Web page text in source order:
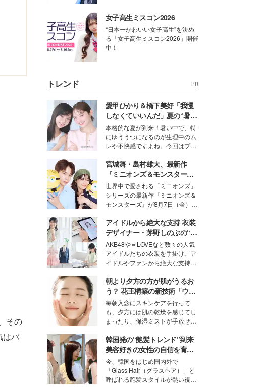
その
はバ
女子高生ミスコン2026
“日本一かわいい女子高生”を決め
る「女子高生ミスコン2026」開催
中！
トレンド PR
愛甲ひかり＆橋下美好「我慢
しなくていいんだ」夏の“暑さ
対策”の新しい選択肢とは？
本格的な夏が到来！暑い中で、特
にゆううつになるのが生理中のム
レや不快感ですよね。今回はプラ
モデル・愛甲ひかりさんと橋下美
好さんを迎えて本音で女子会トー
ク。猛暑のお出かけを快適に過ご
すヒントや、2人が感動した夏の
生理の新常識にも迫りました。
宮城舞・島村雄大、最新作
『ミニオンズ＆モンスター
ズ』の魅力熱弁 ハチャメチャ
だけじゃない“友情と絆”に感
動
世界中で愛される「ミニオンズ」
シリーズの最新作『ミニオンズ＆
モンスターズ』が8月7日（金）に
ニオン好き”という共通点を持つモ
デルの宮城舞と島村雄大の特別対
談をお届け！それぞれの視点か
ら、今作ならではの魅力や予想外
の感動をもたらす奥深いストーリ
ーについて熱く語り合ってもらっ
た。
アイドルから絶大な支持 衣装
デザイナー・茅野しのぶの“可
愛い”を作る美学＜「シチズン
クロスシー」インタビュー＞
AKB48や＝LOVEなど数々の人気
アイドルたちの衣装を手掛け、ア
イドルやファンから絶大な支持を
取締役兼クリエイティブディレク
ター・茅野しのぶ。一人ひとりの
個性に寄り添い、魅力を引き出す
衣装作りは、多くの女性たちに勇
気と自信を与え続けている。
朝より夕方の方が肌がうるお
う？ 花王構築の新技術「ウォ
ーターキャプチャリングスキ
ン（捕水肌）」がスキンケア
の常識を変える予感
毎朝入念にスキンケアを行って
も、夕方には肌の乾燥を感じてし
まったり、保湿ミストが手放せな
な美容の常識を大きく変える可能
性を秘めた、革新的な「Water
Capturing Skin（ウォーターキャ
プチャリングスキン：捕水肌）」
技術を、花王が構築した。
韓国発の“艶髪トレンド”到来
美容好きの女性の自信を育む
「ヘアケア事情」って？
今、韓国をはじめ国内外で
「Glass Hair（グラスヘア）」と
呼ばれる艶髪スタイルが熱い視線